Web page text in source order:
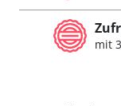
mit